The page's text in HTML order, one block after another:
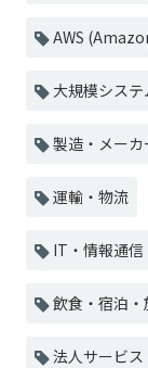
AWS
大規模システ
製造・メーカ
運輸・物流
IT・情報通信
飲食・宿泊・
法人サービス